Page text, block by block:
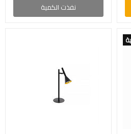
نفذت الكمية